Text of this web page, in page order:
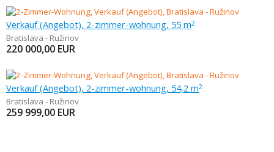
Verkauf (Angebot), 2-zimmer-wohnung, 55 m2
Bratislava - Ružinov
220 000,00 EUR
Verkauf (Angebot), 2-zimmer-wohnung, 54,2 m2
Bratislava - Ružinov
259 999,00 EUR